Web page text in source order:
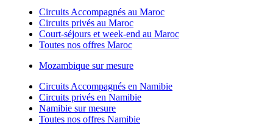
Circuits Accompagnés au Maroc
Circuits privés au Maroc
Court-séjours et week-end au Maroc
Toutes nos offres Maroc
Mozambique sur mesure
Circuits Accompagnés en Namibie
Circuits privés en Namibie
Namibie sur mesure
Toutes nos offres Namibie